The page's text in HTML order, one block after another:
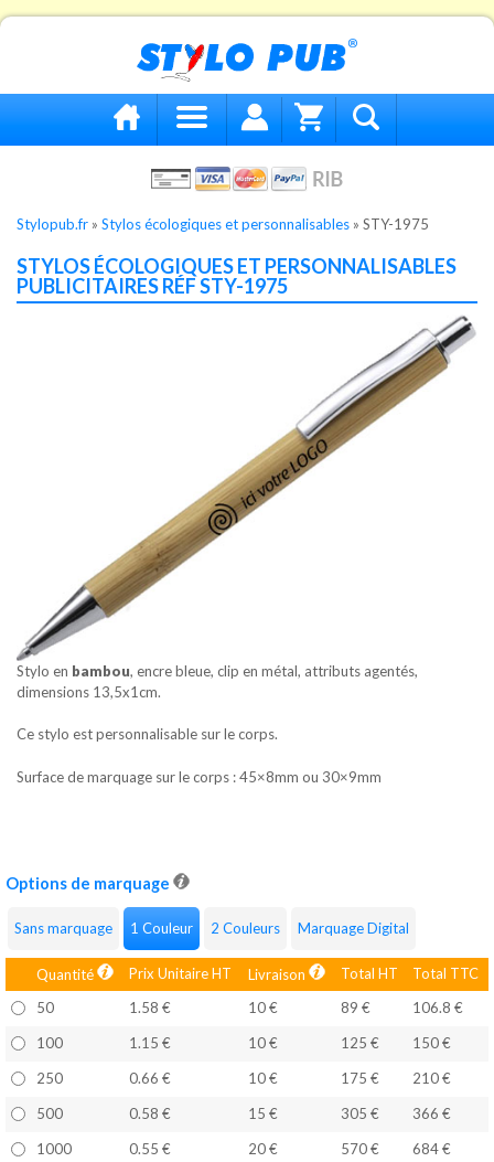
Stylopub.fr » Stylos écologiques et personnalisables » STY-1975
STYLOS ÉCOLOGIQUES ET PERSONNALISABLES
PUBLICITAIRES RÉF STY-1975
Stylo en bambou, encre bleue, clip en métal, attributs agentés,
dimensions 13,5x1cm.
Ce stylo est personnalisable sur le corps.
Surface de marquage sur le corps : 45×8mm ou 30×9mm
Options de marquage
Sans marquage 1 Couleur 2 Couleurs Marquage Digital
Quantité Prix Unitaire HT Livraison Total HT
Total TTC
50
1.58 € 10 € 89 €
106.8 €
100
1.15 € 10 € 125 €
150 €
250
0.66 € 10 € 175 €
210 €
500
0.58 € 15 € 305 €
366 €
1000
0.55 € 20 € 570 €
684 €